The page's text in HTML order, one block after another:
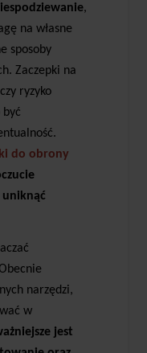
,
na własne
sposoby
Zaczepki na
ryzyko
do obrony
uniknąć
narzędzi,
w
jest